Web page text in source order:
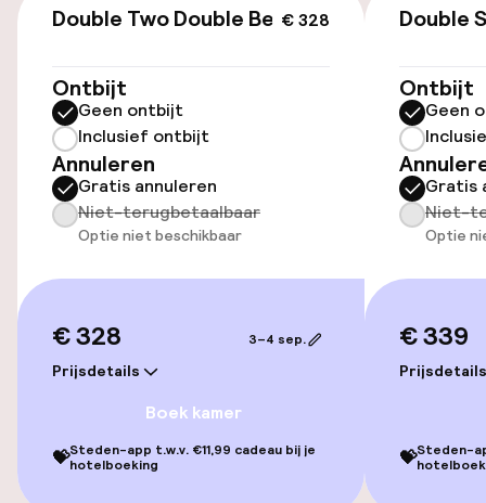
Openbaar parkeren
Toegankelijkheid
Overal rolstoeltoegankelijk
Lift
Betaalde wifi
€ 328
Double Two Double Beds
Ontbijt
Geen ontbijt
Inclusief ontbijt
Annuleren
Gratis annuleren
Niet-terugbetaalbaar
Optie niet beschikbaar
€ 328
Prijsdetails
3–4 sep.
Boek kamer
💝Steden-app t.w.v. €11,99 cadeau bij je
hotelboeking
Double
Ontbijt
Geen
Gratis
Niet-
Optie
€ 339
Prijsdetails
💝Steden-